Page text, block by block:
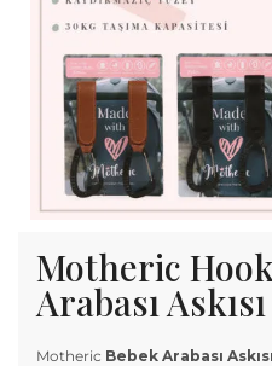
Motheric
Arabası Askısı
Motheric Bebek Arabası Askısı